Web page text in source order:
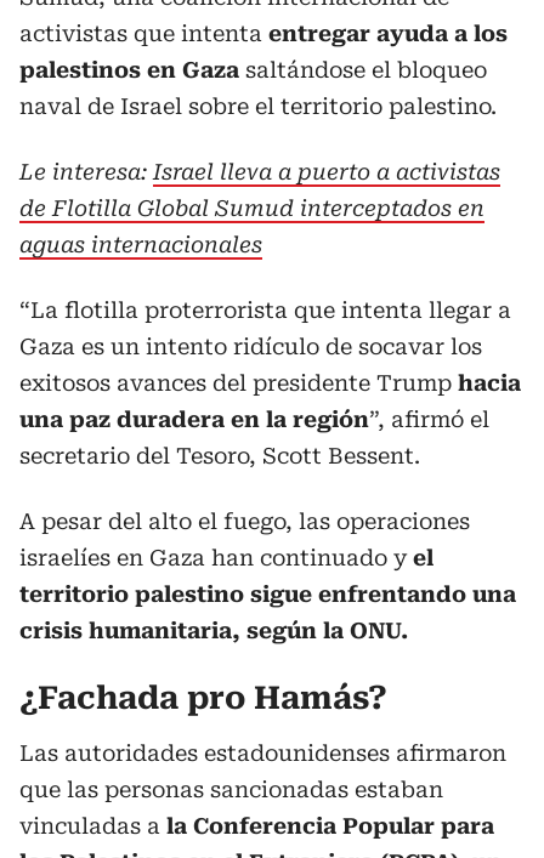
activistas que intenta entregar ayuda a los
palestinos en Gaza saltándose el bloqueo
naval de Israel sobre el territorio palestino.
Le interesa: Israel lleva a puerto a activistas
de Flotilla Global Sumud interceptados en
aguas internacionales
“La flotilla proterrorista que intenta llegar a
Gaza es un intento ridículo de socavar los
exitosos avances del presidente Trump hacia
una paz duradera en la región”, afirmó el
secretario del Tesoro, Scott Bessent.
A pesar del alto el fuego, las operaciones
israelíes en Gaza han continuado yel
territorio palestino sigue enfrentando una
crisis humanitaria, según la ONU.
¿Fachada pro Hamás?
Las autoridades estadounidenses afirmaron
que las personas sancionadas estaban
vinculadas a la Conferencia Popular para